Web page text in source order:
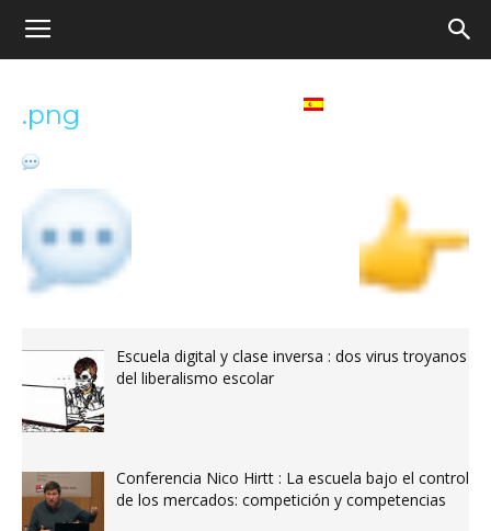
Appel
pour
démocratique
.png
Escuela digital y clase inversa : dos virus troyanos
del liberalismo escolar
Conferencia Nico Hirtt : La escuela bajo el control
de los mercados: competición y competencias